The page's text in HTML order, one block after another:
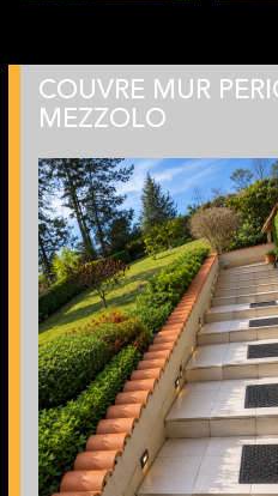
COUVRE MUR
MEZZOLO